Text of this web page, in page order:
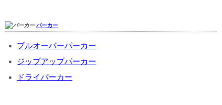
パーカー
プルオーバーパーカー
ジップアップパーカー
ドライパーカー